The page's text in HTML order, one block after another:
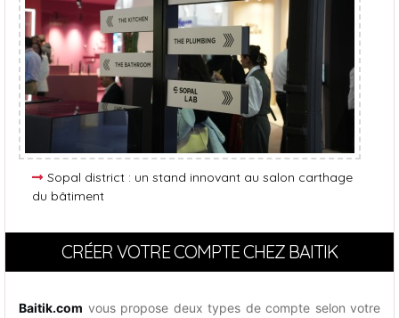
Sopal district : un stand innovant au salon carthage
du bâtiment
CRÉER VOTRE COMPTE CHEZ BAITIK
Baitik.com vous propose deux types de compte selon votre